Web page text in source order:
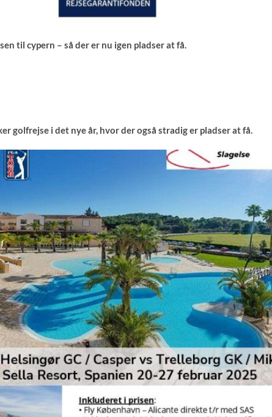
til cypern – så der er nu igen pladser at få.
golfrejse i det nye år, hvor der også stradig er pladser at få.